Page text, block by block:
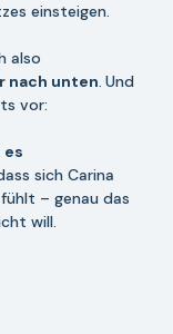
einsteigen.
also
nach unten. Und
vor:
es
sich Carina
– genau das
will.